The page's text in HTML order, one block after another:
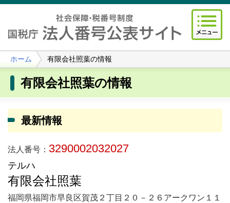
ホーム 有限会社照葉の情報
有限会社照葉の情報
最新情報
法人番号： 3290002032027
テルハ
有限会社照葉
福岡県福岡市早良区賀茂２丁目２０－２６アークワン１１